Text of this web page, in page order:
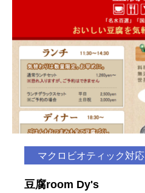
マクロビオティック対応
豆腐room Dy's